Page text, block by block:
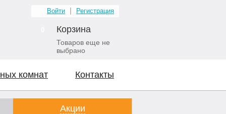
Войти Регистрация
Корзина
Товаров еще не
выбрано
комнат Контакты
Акции